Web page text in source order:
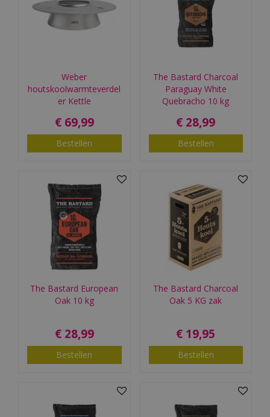
Weber
houtskoolwarmteverdel
er Kettle
€ 69,99
Bestellen
The Bastard Charcoal
Paraguay White
Quebracho 10 kg
€ 28,99
Bestellen
The Bastard European
Oak 10 kg
€ 28,99
Bestellen
The Bastard Charcoal
Oak 5 KG zak
€ 19,95
Bestellen